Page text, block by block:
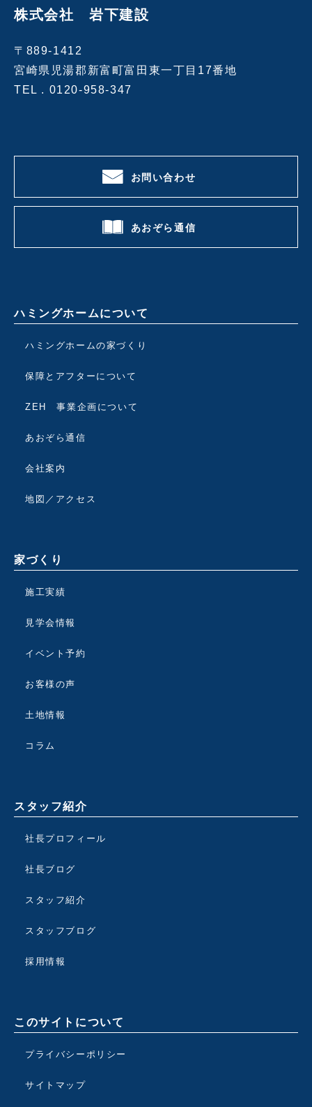
株式会社 岩下建設
〒889-1412
宮崎県児湯郡新富町富田東一丁目17番地
TEL . 0120-958-347
お問い合わせ
あおぞら通信
ハミングホームについて
ハミングホームの家づくり
保障とアフターについて
ZEH 事業企画について
あおぞら通信
会社案内
地図／アクセス
家づくり
施工実績
見学会情報
イベント予約
お客様の声
土地情報
コラム
スタッフ紹介
社長プロフィール
社長ブログ
スタッフ紹介
スタッフブログ
採用情報
このサイトについて
プライバシーポリシー
サイトマップ